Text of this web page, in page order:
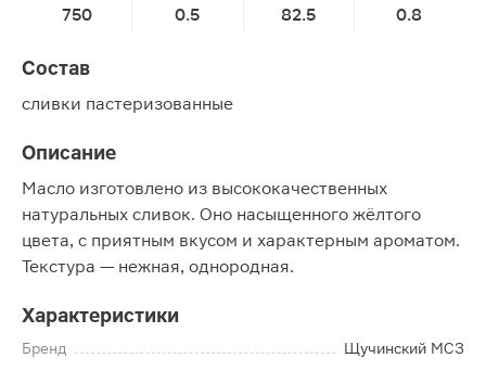
750 0.5 82.5 0.8
Состав
сливки пастеризованные
Описание
Масло изготовлено из высококачественных
натуральных сливок. Оно насыщенного жёлтого
цвета, с приятным вкусом и характерным ароматом.
Текстура — нежная, однородная.
Характеристики
Бренд
Щучинский МСЗ